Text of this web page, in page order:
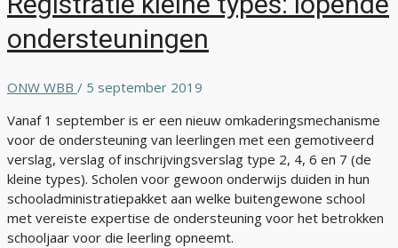
ondersteuningen
ONW WBB / 5 september 2019
Vanaf 1 september is er een nieuw omkaderingsmechanisme
voor de ondersteuning van leerlingen met een gemotiveerd
verslag, verslag of inschrijvingsverslag type 2, 4, 6 en 7 (de
kleine types). Scholen voor gewoon onderwijs duiden in hun
schooladministratiepakket aan welke buitengewone school
met vereiste expertise de ondersteuning voor het betrokken
schooljaar voor die leerling opneemt.